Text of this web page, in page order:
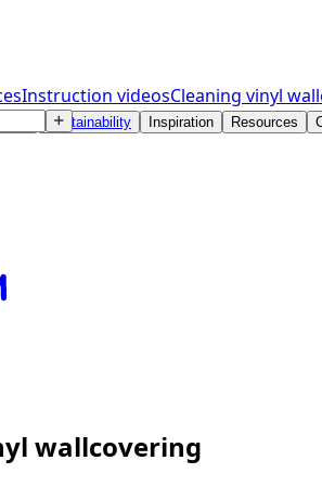
Instruction videosCleaning vinyl
Sustainability Inspiration Resources
wallcovering